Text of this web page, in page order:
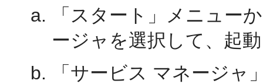
「スタート」メニュー
ージャを選択して、起
「サービス マネージ